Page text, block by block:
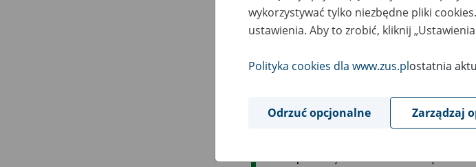
ubezpieczenia polskie i
Toruniu - dla osób, które mają
Wegrzech lub w Szwajcarii lub
w tych państwach),
(II Oddział) - dla
Bułgarii, Chorwacji, we Francji,
polskie i zagraniczne (ostatnio w
Sprzeciwy od orzeczeń lekarzy
wykorzystywać tylko niezbędne pliki
ustawienia. Aby to zrobić, kliknij
Polityka cookies dla www.zus.plostatnia
Odrzuć opcjonalne Zarządzaj